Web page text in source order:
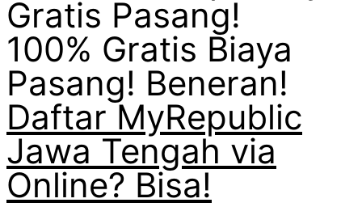
Gratis Pasang!
100% Gratis Biaya
Pasang! Beneran!
Daftar MyRepublic
Jawa Tengah via
Online? Bisa!